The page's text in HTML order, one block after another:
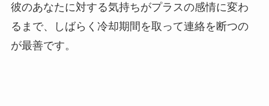
彼のあなたに対する気持ちがプラスの感情に変わ
るまで、しばらく冷却期間を取って連絡を断つの
が最善です。